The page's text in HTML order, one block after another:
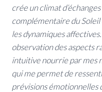
crée un climat
complémentaire du
les dynamiques
observation des aspects
intuitive nourrie par mes
qui me permet de
prévisions émotionnelles